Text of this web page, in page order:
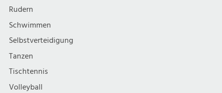
Rudern
Schwimmen
Selbstverteidigung
Tanzen
Tischtennis
Volleyball